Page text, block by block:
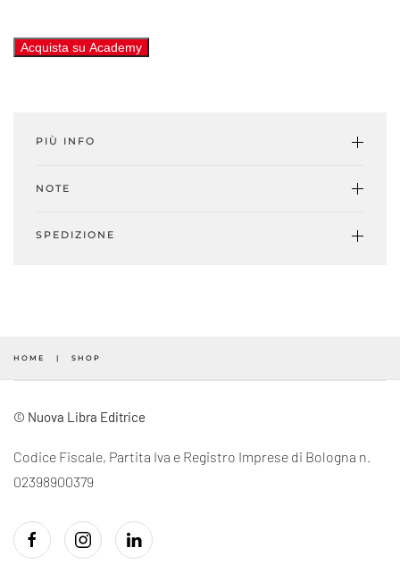
Acquista su Academy
PIÙ INFO
NOTE
SPEDIZIONE
HOME SHOP
© Nuova Libra Editrice
Codice Fiscale, Partita Iva e Registro Imprese di Bologna n.
02398900379